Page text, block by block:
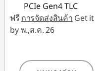
PCIe Gen4 TLC
ฟรี การจัดส่งสินค้า Get it
by พ.,ส.ค. 26